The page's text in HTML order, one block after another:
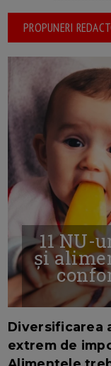
PROPUNERI
11 NU-
și
Diversificarea
extrem de